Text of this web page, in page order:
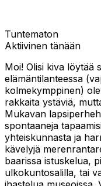
Tuntematon
Aktiivinen tänään
Moi! Olisi kiva löytää
elämäntilanteessa
kolmekymppinen)
rakkaita ystäviä,
Mukavan
spontaaneja
yhteiskunnasta ja
kävelyjä
baarissa istuskelua,
ulkokuntosalilla, tai